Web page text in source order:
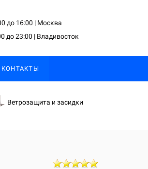
до 16:00 | Москва
до 23:00 | Владивосток
КОНТАКТЫ
Ветрозащита и засидки